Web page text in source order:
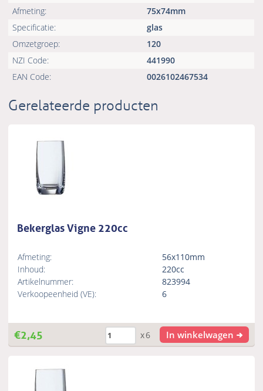
Afmeting:
75x74mm
Specificatie:
glas
Omzetgroep:
120
NZI Code:
441990
EAN Code:
0026102467534
Gerelateerde producten
Bekerglas Vigne 220cc
Afmeting:
56x110mm
Inhoud:
220cc
Artikelnummer:
823994
Verkoopeenheid (VE):
6
€2,45 x6 In winkelwagen